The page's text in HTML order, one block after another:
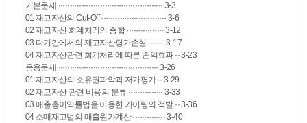
기본문제 ············································· 3-3
01 재고자산의 Cut-Off ···························· 3-6
02 재고자산 회계처리의 종합 ················ 3-12
03 다기간에서의 재고자산평가손실 ······· 3-17
04 재고자산관련 회계처리에 따른 손익효과 ·· 3-23
응용문제 ··········································· 3-26
01 재고자산의 소유권파악과 저가평가 ·· 3-29
02 재고자산 관련 비용의 분류 ··············· 3-33
03 매출총이익률법을 이용한 카이팅의 적발 ·· 3-36
04 소매재고법의 매출원가계산 ·············· 3-40